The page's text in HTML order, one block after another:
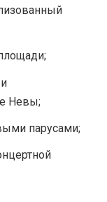
Невы;
парусами;